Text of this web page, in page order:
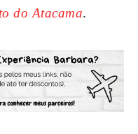
do Atacama.